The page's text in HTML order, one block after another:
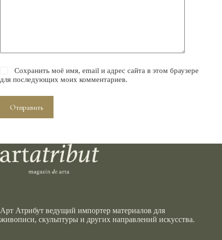
Сохранить моё имя, email и адрес сайта в этом браузере
для последующих моих комментариев.
Отправить
Арт Атрибут ведущий импортер материалов для
живописи, скульптуры и других направлений искусства.